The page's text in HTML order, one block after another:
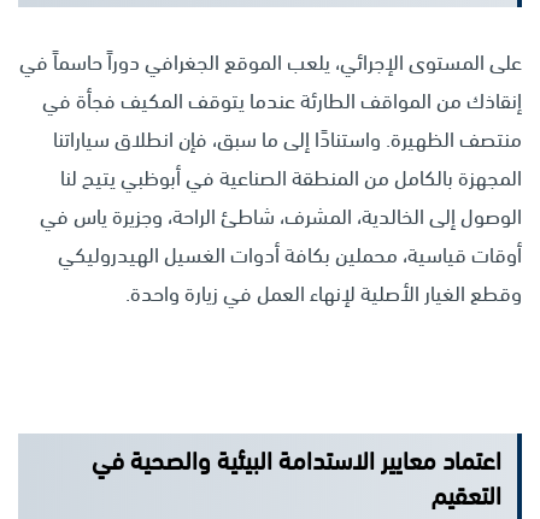
على المستوى الإجرائي، يلعب الموقع الجغرافي دوراً حاسماً في
إنقاذك من المواقف الطارئة عندما يتوقف المكيف فجأة في
منتصف الظهيرة. واستنادًا إلى ما سبق، فإن انطلاق سياراتنا
المجهزة بالكامل من المنطقة الصناعية في أبوظبي يتيح لنا
الوصول إلى الخالدية، المشرف، شاطئ الراحة، وجزيرة ياس في
أوقات قياسية، محملين بكافة أدوات الغسيل الهيدروليكي
وقطع الغيار الأصلية لإنهاء العمل في زيارة واحدة.
اعتماد معايير الاستدامة البيئية والصحية في
التعقيم